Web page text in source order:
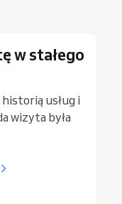
w stałego
usług i
wizyta była